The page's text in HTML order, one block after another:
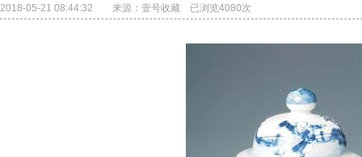
2018-05-21 08:44:32 来源：壹号收藏 已浏览4080次